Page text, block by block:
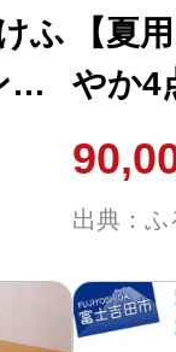
ふ
グ
【夏
やか4
羽毛
ん 布
布団
出典：ふ